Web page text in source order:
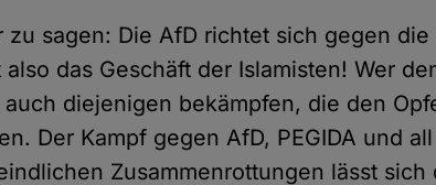
zu sagen: Die AfD richtet sich gegen die
das Geschäft der Islamisten! Wer
diejenigen bekämpfen, die den
Der Kampf gegen AfD, PEGIDA und
Zusammenrottungen lässt sich